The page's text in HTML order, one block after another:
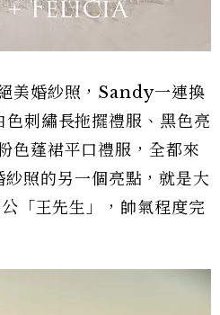
美婚紗照，Sandy一連換
刺繡長拖擺禮服、黑色亮
色蓬裙平口禮服，全都來
照的另一個亮點，就是大
「王先生」，帥氣程度完